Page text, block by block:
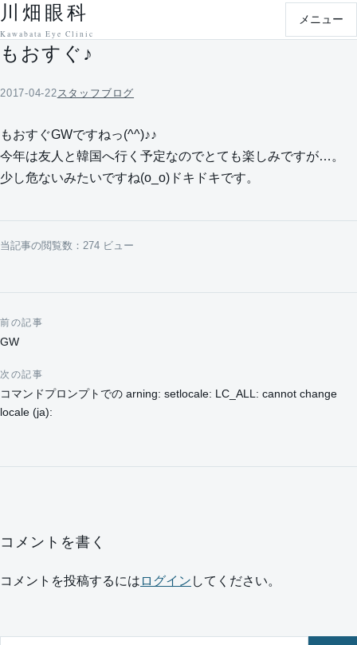
本文へ移動
川畑眼科
Kawabata Eye Clinic
メニュー
もおすぐ♪
2017-04-22 スタッフブログ
もおすぐGWですねっ(^^)♪♪
今年は友人と韓国へ行く予定なのでとても楽しみですが…。
少し危ないみたいですね(o_o)ドキドキです。
当記事の閲覧数：274 ビュー
投稿ナビゲーション
前の記事
GW
次の記事
コマンドプロンプトでの arning: setlocale: LC_ALL: cannot change
locale (ja):
コメントを書く
コメントを投稿するには ログイン してください。